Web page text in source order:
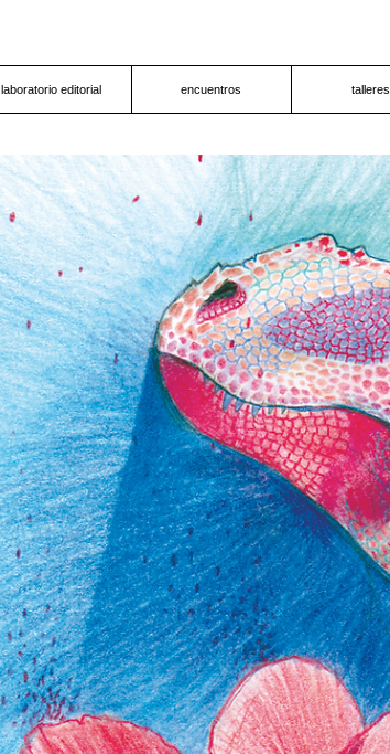
laboratorio editorial encuentros talleres